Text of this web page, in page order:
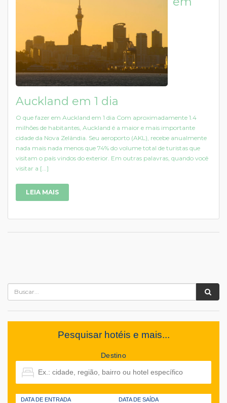
Auckland em 1 dia
O que fazer em Auckland em 1 dia Com aproximadamente 1.4
milhões de habitantes, Auckland é a maior e mais importante
cidade da Nova Zelândia. Seu aeroporto (AKL), recebe anualmente
nada mais nada menos que 74% do volume total de turistas que
visitam o país vindos do exterior. Em outras palavras, quando você
visitar a [...]
LEIA MAIS
Pesquisar hotéis e mais...
Destino
DATA DE ENTRADA DATA DE SAÍDA